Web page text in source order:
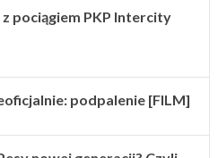
pociągiem PKP Intercity
podpalenie [FILM]